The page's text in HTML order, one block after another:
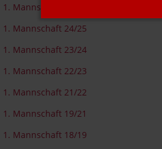
1. Mannschaft 25/26
1. Mannschaft 24/25
1. Mannschaft 23/24
1. Mannschaft 22/23
1. Mannschaft 21/22
1. Mannschaft 19/21
1. Mannschaft 18/19